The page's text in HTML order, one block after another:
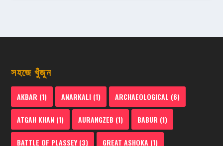
সহজে খুঁজুন
AKBAR (1) ANARKALI (1) ARCHAEOLOGICAL (6)
ATGAH KHAN (1) AURANGZEB (1) BABUR (1)
BATTLE OF PLASSEY(3) GREAT ASHOKA (1)